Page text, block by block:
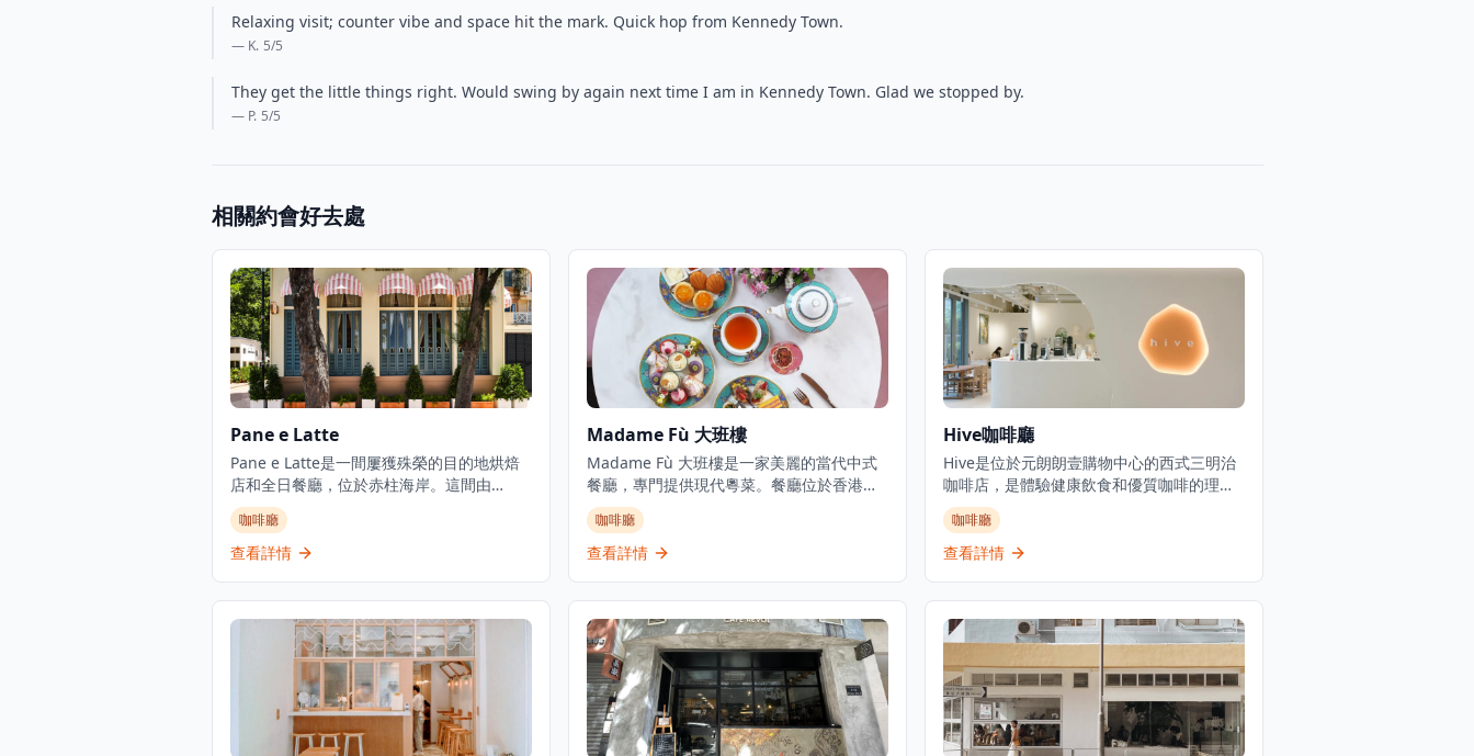
Relaxing visit; counter vibe and space hit the mark. Quick hop from Kennedy Town.
— K. 5/5
They get the little things right. Would swing by again next time I am in Kennedy Town. Glad we stopped by.
— P. 5/5
相關約會好去處
Pane e Latte
Pane e Latte是一間屢獲殊榮的目的地烘焙
店和全日餐廳，位於赤柱海岸。這間由
Pirata Group經營的優雅意式咖啡廳，設計
感覺像意大利夢幻的海濱咖啡廳，持續吸引
赤柱的週末人潮。從日出到日落，他們提供
沉浸式烘焙概念經營，名稱喚起意大利語中
的「麵包和牛奶」。
咖啡廳
查看詳情
Madame Fù 大班樓
Madame Fù 大班樓是一家美麗的當代中式
餐廳，專門提供現代粵菜。餐廳位於香港中
環大館古蹟建築群內一座經過精美修復的
1850年代殖民地建築中。餐廳提供精緻而輕
鬆的用餐環境，設有餐廳、酒吧和私人用餐
粵菜風味與現代呈現方式相結合。
咖啡廳
查看詳情
Hive咖啡廳
Hive是位於元朗朗壹購物中心的西式三明治
咖啡店，是體驗健康飲食和優質咖啡的理想
去處。咖啡廳專門提供咖啡、健康食品和飲
品，並設有健身元素，為注重健康生活方式
的客人提供全面的體驗。作為一家休閒餐飲
該咖啡廳以在元朗地區提供清新的咖啡廳用
餐體驗而聞名，為尋求優質咖啡和輕食的顧
客提供堂食和外賣選擇。無論是想要享受健
康早餐、悠閒午餐還是與朋友共度下午時
光，Hive都能提供完美的體驗，讓客人在現
代舒適的環境中享受美食與咖啡。
咖啡廳
查看詳情